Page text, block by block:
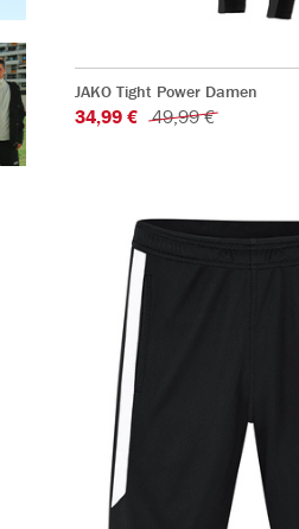
JAKO Tight Power Damen
34,99 € 49,99 €